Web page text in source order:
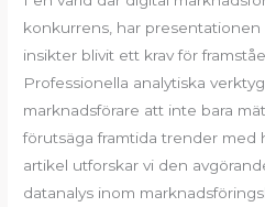
konkurrens, har presentationen
insikter blivit ett krav för
Professionella analytiska
marknadsförare att inte bara
förutsäga framtida trender med
artikel utforskar vi den
datanalys inom